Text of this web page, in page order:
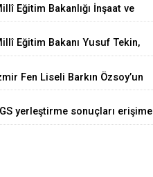
Lisesindeki çalışmaları
Eğitim Bakanlığı İnşaat ve
Durna, İzmir'de
Eğitim Bakanı Yusuf Tekin,
Fen Liseli Barkın Özsoy’un
yerleştirme sonuçları erişime